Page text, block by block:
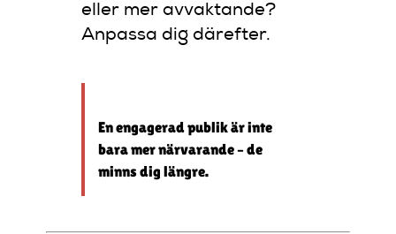
eller mer avvaktande?
Anpassa dig därefter.
En engagerad publik är inte
bara mer närvarande – de
minns dig längre.